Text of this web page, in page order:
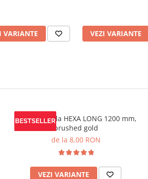
VARIANTE VEZI VARIANTE
Maner mobila HEXA LONG 1200 mm,
brushed gold
de la 8,00 RON
VEZI VARIANTE